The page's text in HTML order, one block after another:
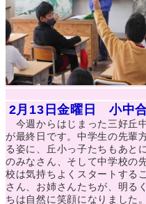
2月13日金曜日 小中
今週からはじまった三好丘
が最終日です。中学生の先輩
る姿に、丘小っ子たちもあと
のみなさん、そして中学校の
校は気持ちよくスタートする
さん、お姉さんたちが、明る
ちは自然に笑顔になりました